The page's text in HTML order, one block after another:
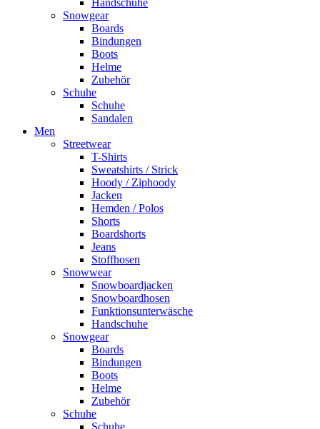
Handschuhe
Snowgear
Boards
Bindungen
Boots
Helme
Zubehör
Schuhe
Schuhe
Sandalen
Men
Streetwear
T-Shirts
Sweatshirts / Strick
Hoody / Ziphoody
Jacken
Hemden / Polos
Shorts
Boardshorts
Jeans
Stoffhosen
Snowwear
Snowboardjacken
Snowboardhosen
Funktionsunterwäsche
Handschuhe
Snowgear
Boards
Bindungen
Boots
Helme
Zubehör
Schuhe
Schuhe